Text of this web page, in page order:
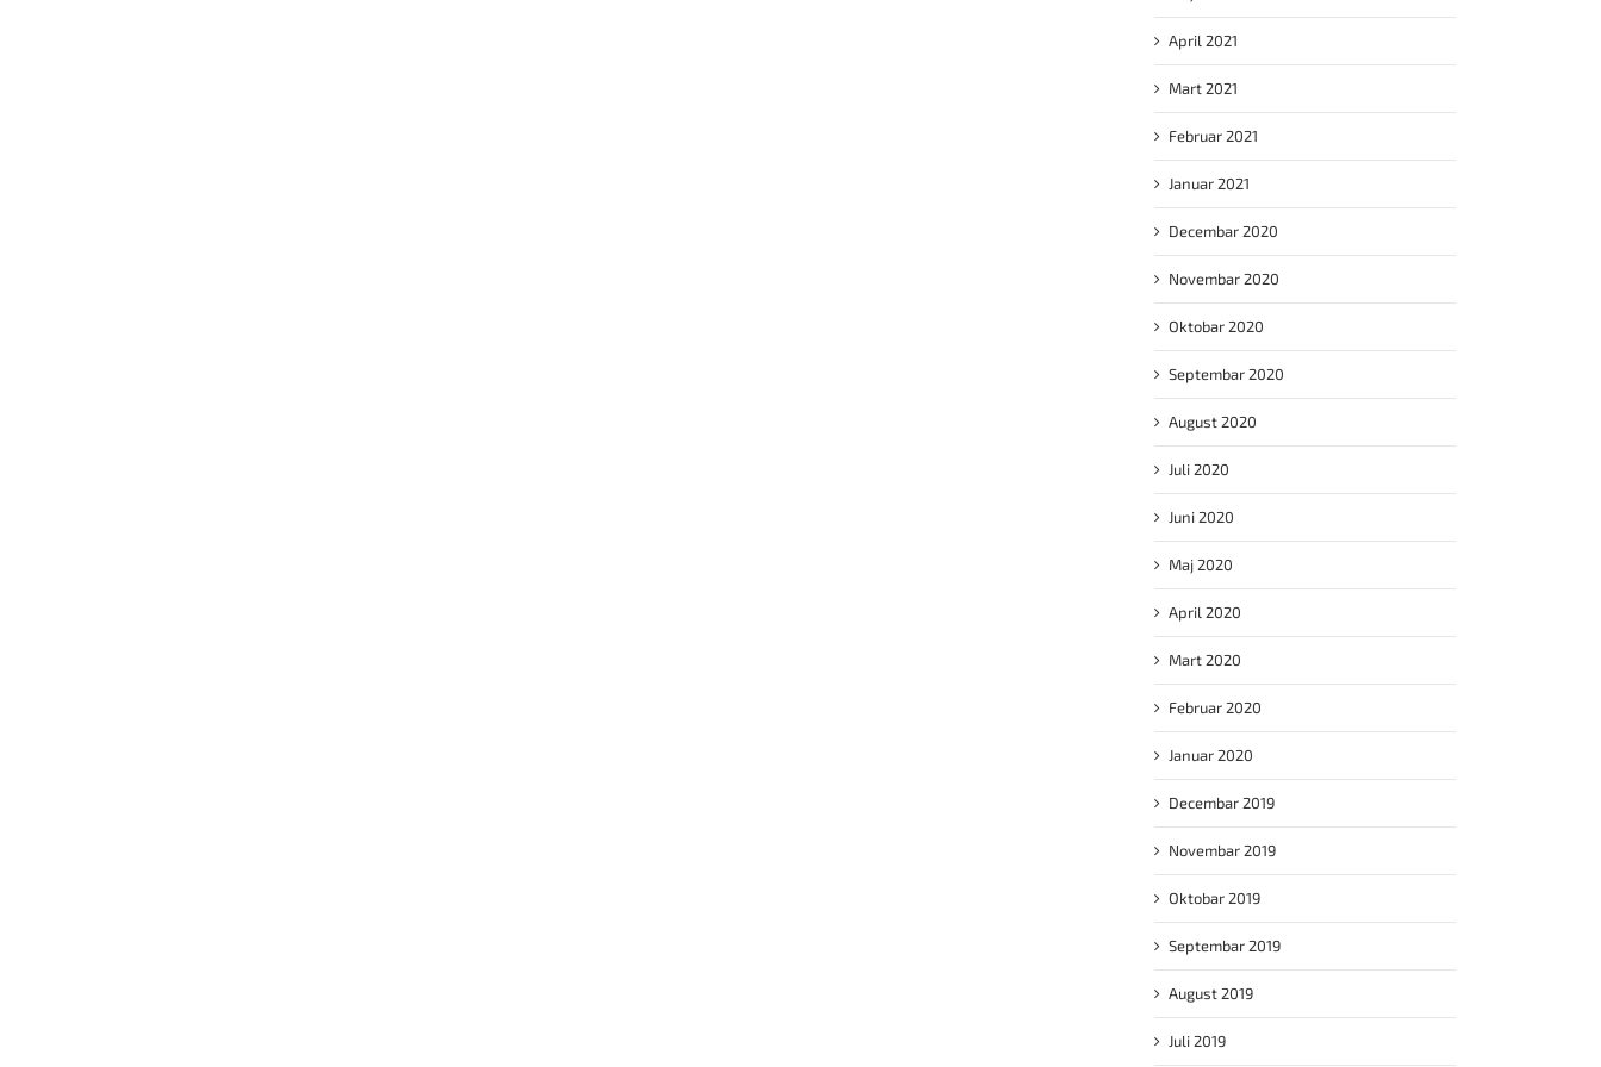
April 2021
Mart 2021
Februar 2021
Januar 2021
Decembar 2020
Novembar 2020
Oktobar 2020
Septembar 2020
August 2020
Juli 2020
Juni 2020
Maj 2020
April 2020
Mart 2020
Februar 2020
Januar 2020
Decembar 2019
Novembar 2019
Oktobar 2019
Septembar 2019
August 2019
Juli 2019